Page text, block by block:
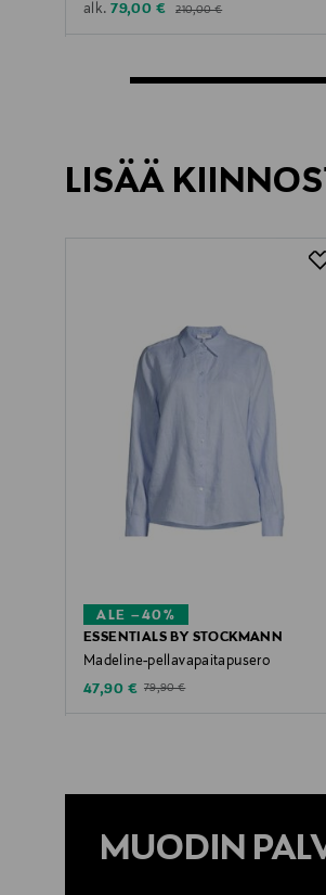
alk. Discounted Price
79,00 € Original Price
210,00 €
LISÄÄ
ALE –40%
ESSENTIALS BY STOCKMANN
Madeline-pellavapaitapusero
Discounted Price
47,90 € Original Price
79,90 €
MUODIN